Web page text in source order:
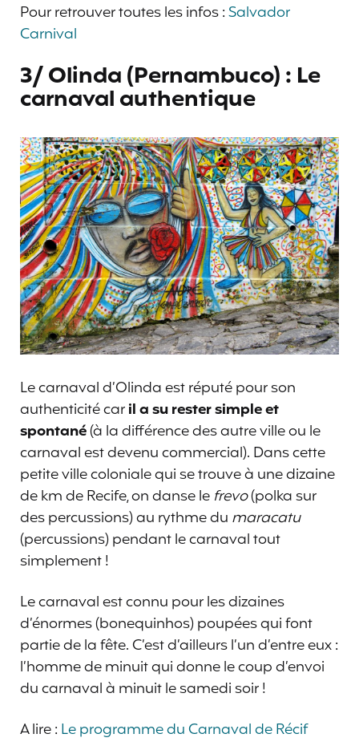
Pour retrouver toutes les infos :Salvador
Carnival
3/ Olinda (Pernambuco) : Le
carnaval authentique
Le carnaval d’Olinda est réputé pour son
authenticité caril a su rester simple et
spontané(à la différence des autre ville ou le
carnaval est devenu commercial). Dans cette
petite ville coloniale qui se trouve à une dizaine
de km de Recife, on danse le frevo(polka sur
des percussions) au rythme du maracatu
(percussions) pendant le carnaval tout
simplement !
Le carnaval est connu pour les dizaines
d’énormes (bonequinhos) poupées qui font
partie de la fête. C’est d’ailleurs l’un d’entre eux :
l’homme de minuit qui donne le coup d’envoi
du carnaval à minuit le samedi soir !
A lire : Le programme du Carnaval de Récif